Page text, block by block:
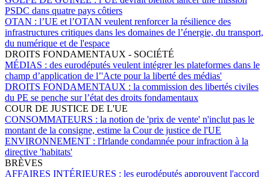
PSDC dans quatre pays côtiers
OTAN : l’UE et l’OTAN veulent renforcer la résilience des
infrastructures critiques dans les domaines de l’énergie, du transport,
du numérique et de l'espace
DROITS FONDAMENTAUX - SOCIÉTÉ
MÉDIAS : des eurodéputés veulent intégrer les plateformes dans le
champ d’application de l’'Acte pour la liberté des médias'
DROITS FONDAMENTAUX : la commission des libertés civiles
du PE se penche sur l’état des droits fondamentaux
COUR DE JUSTICE DE L'UE
CONSOMMATEURS : la notion de 'prix de vente' n'inclut pas le
montant de la consigne, estime la Cour de justice de l'UE
ENVIRONNEMENT : l'Irlande condamnée pour infraction à la
directive 'habitats'
BRÈVES
AFFAIRES INTÉRIEURES : les eurodéputés approuvent l'accord